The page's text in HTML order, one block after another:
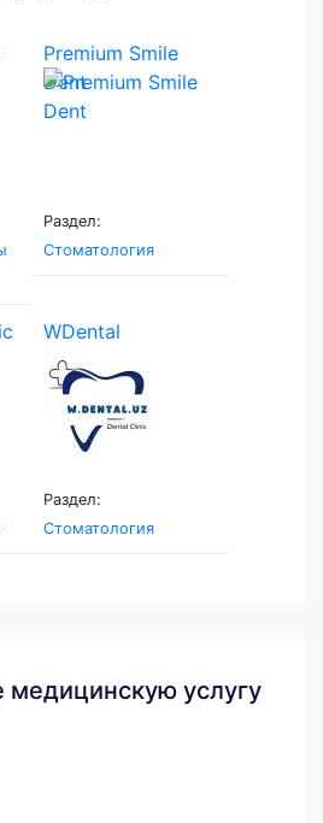
Premium Smile
Dent
Раздел:
Стоматология
WDental
Раздел:
Стоматология
медицинскую услугу